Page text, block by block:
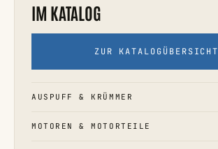
IM KATALOG
ZUR KATALOGÜBERSICHT
AUSPUFF & KRÜMMER
MOTOREN & MOTORTEILE